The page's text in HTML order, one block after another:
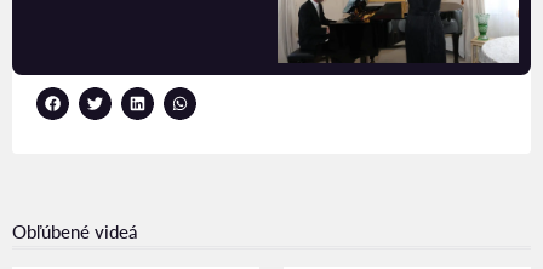
Obľúbené videá